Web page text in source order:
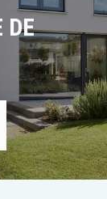
DE